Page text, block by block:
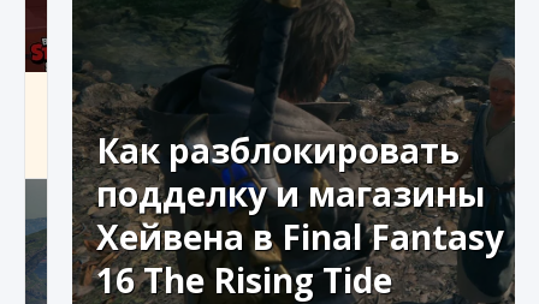
Подробное руководство по получению
самоцветов Brawl Stars
10 августа 2024 2 685 0 1
Как разблокировать
подделку и магазины
Хейвена в Final Fantasy
16 The Rising Tide